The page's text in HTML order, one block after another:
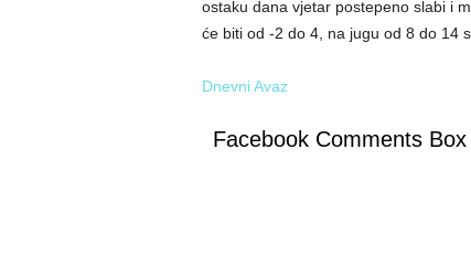
ostaku dana vjetar postepeno slabi i
će biti od -2 do 4, na jugu od 8 do 14
Dnevni Avaz
Facebook Comments Box